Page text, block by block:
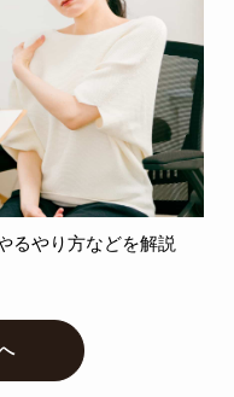
るやり方などを解説